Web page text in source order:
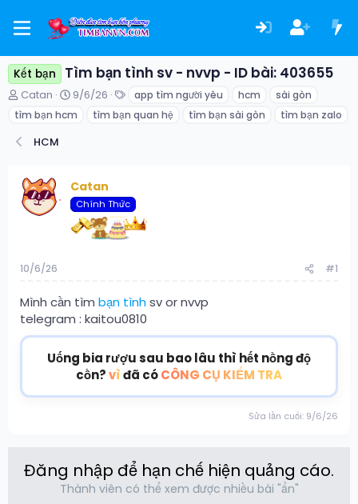
Kết bạn Tìm bạn tình sv - nvvp - ID bài: 403655
T
r
e
a
s
t
a
r
Catan
N
à
9/6/26
k
app tìm người yêu hcm
sài gòn
tìm bạn hcm
tìm bạn quan hệ tìm bạn sài gòn tìm bạn zalo
HCM
Catan
Chính Thức
10/6/26 #1
Mình cần tìm bạn tìnhsv or nvvp
telegram : kaitou0810
Uống bia rượu sau bao lâu thì hết nồng độ
cồn?vìđã cóCÔNG CỤ KIỂM TRA
Sửa lần cuối: 9/6/26
Đăng nhập để hạn chế hiện quảng cáo.
Thành viên có thể xem được nhiều bài "ẩn"